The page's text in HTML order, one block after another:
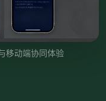
移动端协同体验